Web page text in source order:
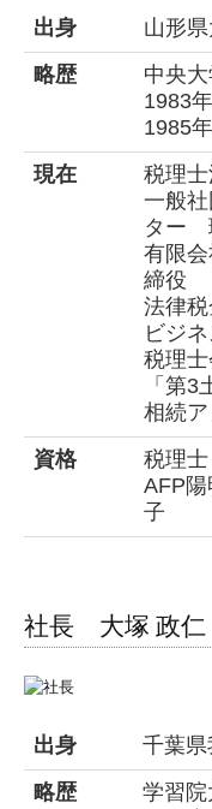
出版・メディア実績
お問合せ
出身
山形県
略歴
中央
1983
1985
現在
税理
一般
ター
有限
締役
法律
ビジ
税理
「第
相続
資格
税理
AFP
子
社長 大塚 政仁
出身
千葉
略歴
学習